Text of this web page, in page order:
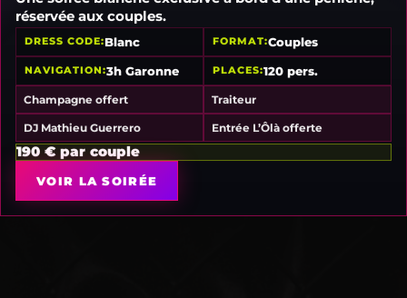
Une soirée blanche exclusive à bord d’une péniche,
réservée aux couples.
DRESS CODE Blanc FORMAT Couples
NAVIGATION 3h Garonne PLACES 120 pers.
Champagne offert Traiteur
DJ Mathieu Guerrero Entrée L’Ôlà offerte
190 € par couple
Habitué(e)
4 + 2= Envoi